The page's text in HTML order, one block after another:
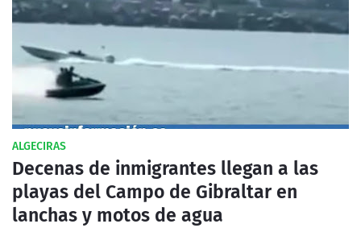
ALGECIRAS
Decenas de inmigrantes llegan a las
playas del Campo de Gibraltar en
lanchas y motos de agua